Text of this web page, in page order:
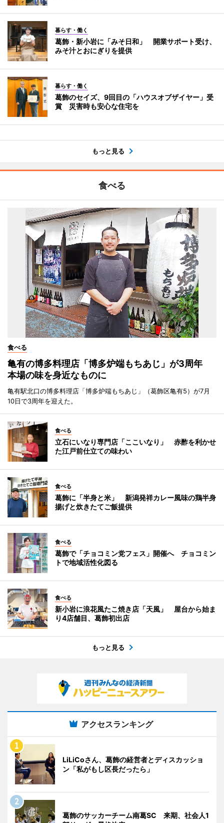
暮らす・働く
葛飾・新小岩に「みそ日和」 開業サポート受け、
みそ汁とおにぎりを提供
暮らす・働く
葛飾のセイズ、9回目の「ハウスオブザイヤー」受
賞 災害時も安心な住宅を
もっと見る
食べる
食べる
亀有の博多料理店「博多炉端もちあじ」が3周年
本場の味を身近なものに
亀有駅北口の博多料理店「博多炉端もちあじ」（葛飾区亀有5）が7月
10日で3周年を迎えた。
食べる
立石にいなり専門店「ここいなり」 赤酢を利かせ
た江戸前仕立ての味わい
食べる
葛飾に「半身と米」 新潟発祥カレー風味の鶏半身
揚げと炊きたてご飯提供
食べる
葛飾で「チョコミン党フェス」開催へ チョコミン
トで地域活性化図る
食べる
新小岩に浪花風たこ焼き店「天風」 屋台から始ま
り4店舗目、葛飾初出店
もっと見る
アクセスランキング
LiLiCoさん、葛飾の経営者とディスカッショ
ン「私がもし区長だったら」
葛飾のサッカーチーム南葛SC 来期、社会人1